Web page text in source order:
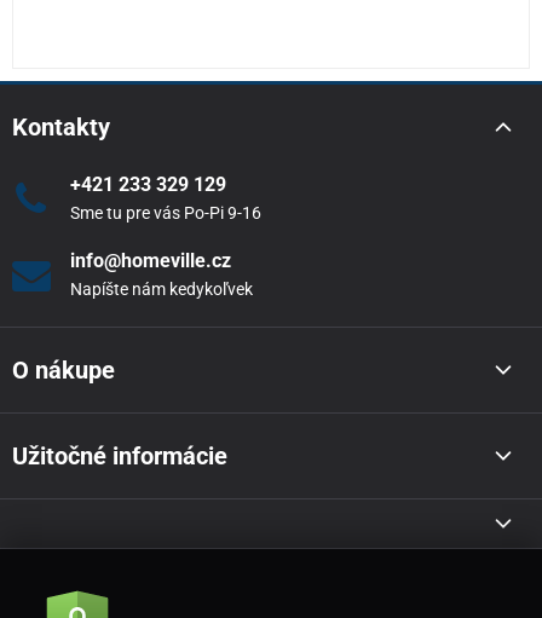
Kontakty
+421 233 329 129
Sme tu pre vás Po-Pi 9-16
info@homeville.cz
Napíšte nám kedykoľvek
O nákupe
Užitočné informácie
Akcie a novinky e-mailom